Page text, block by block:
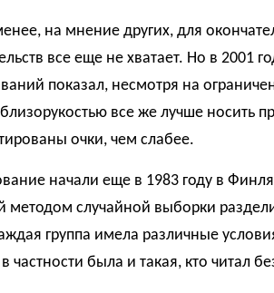
на мнение других, для
все еще не хватает. Но в 2001
показал, несмотря на
все же лучше носить
очки, чем слабее.
начали еще в 1983 году в
методом случайной выборки
группа имела различные
частности была и такая, кто читал